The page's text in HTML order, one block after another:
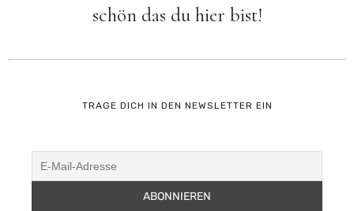
schön das du hier bist!
TRAGE DICH IN DEN NEWSLETTER EIN